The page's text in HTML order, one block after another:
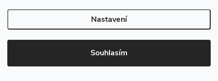
Nastavení
Souhlasím
kiwi, nevšední marakuji a guavy.
úžasným kyselým twistem.